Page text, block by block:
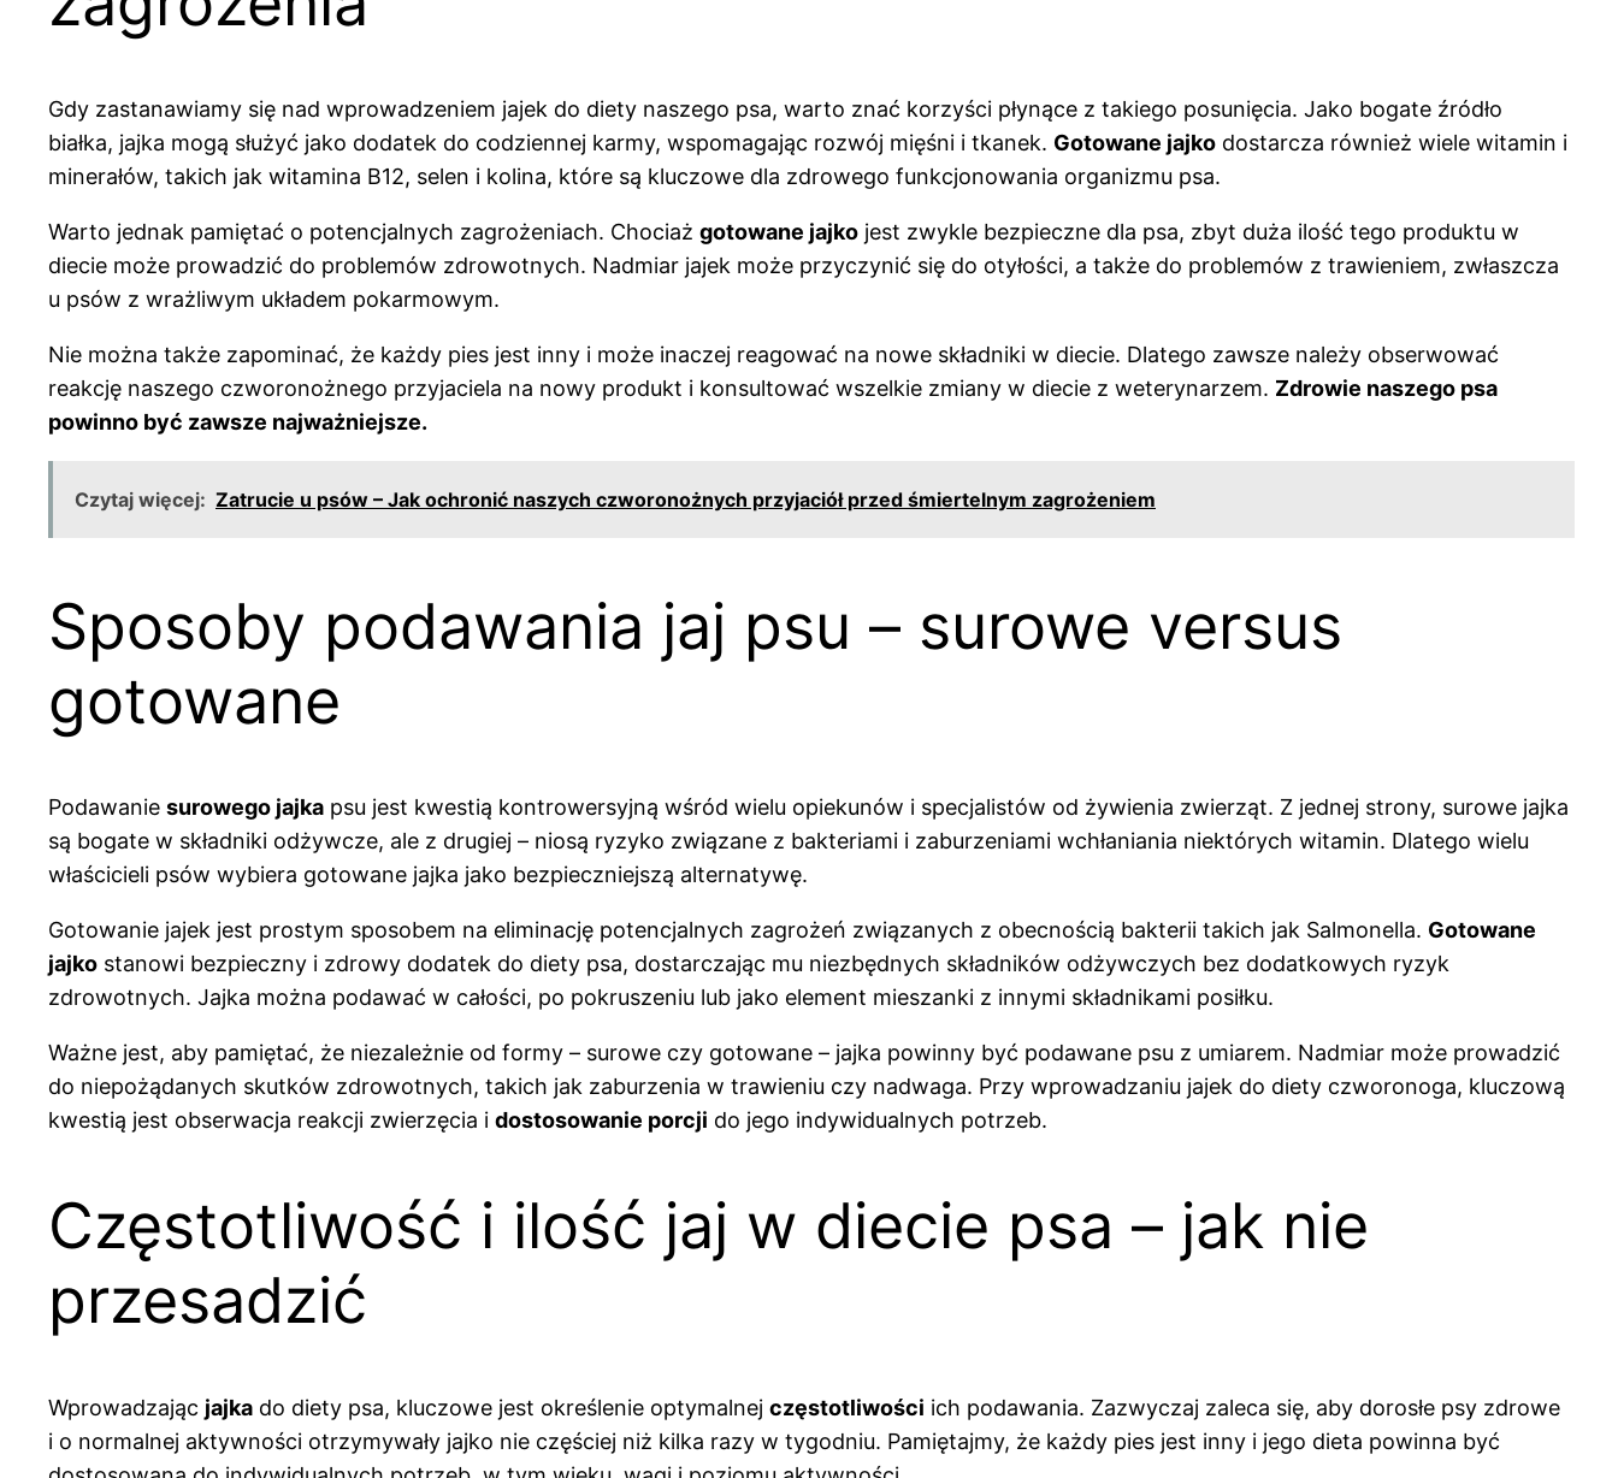
Gdy zastanawiamy się nad wprowadzeniem jajek do diety naszego psa, warto znać korzyści płynące z takiego posunięcia. Jako bogate źródło
białka, jajka mogą służyć jako dodatek do codziennej karmy, wspomagając rozwój mięśni i tkanek. Gotowane jajko dostarcza również wiele witamin i
minerałów, takich jak witamina B12, selen i kolina, które są kluczowe dla zdrowego funkcjonowania organizmu psa.
Warto jednak pamiętać o potencjalnych zagrożeniach. Chociaż gotowane jajko jest zwykle bezpieczne dla psa, zbyt duża ilość tego produktu w
diecie może prowadzić do problemów zdrowotnych. Nadmiar jajek może przyczynić się do otyłości, a także do problemów z trawieniem, zwłaszcza
u psów z wrażliwym układem pokarmowym.
Nie można także zapominać, że każdy pies jest inny i może inaczej reagować na nowe składniki w diecie. Dlatego zawsze należy obserwować
reakcję naszego czworonożnego przyjaciela na nowy produkt i konsultować wszelkie zmiany w diecie z weterynarzem. Zdrowie naszego psa
powinno być zawsze najważniejsze.
Czytaj więcej: Zatrucie u psów – Jak ochronić naszych czworonożnych przyjaciół przed śmiertelnym zagrożeniem
Sposoby podawania jaj psu – surowe versus
gotowane
Podawanie surowego jajka psu jest kwestią kontrowersyjną wśród wielu opiekunów i specjalistów od żywienia zwierząt. Z jednej strony, surowe jajka
są bogate w składniki odżywcze, ale z drugiej – niosą ryzyko związane z bakteriami i zaburzeniami wchłaniania niektórych witamin. Dlatego wielu
właścicieli psów wybiera gotowane jajka jako bezpieczniejszą alternatywę.
Gotowanie jajek jest prostym sposobem na eliminację potencjalnych zagrożeń związanych z obecnością bakterii takich jak Salmonella. Gotowane
jajko stanowi bezpieczny i zdrowy dodatek do diety psa, dostarczając mu niezbędnych składników odżywczych bez dodatkowych ryzyk
zdrowotnych. Jajka można podawać w całości, po pokruszeniu lub jako element mieszanki z innymi składnikami posiłku.
Ważne jest, aby pamiętać, że niezależnie od formy – surowe czy gotowane – jajka powinny być podawane psu z umiarem. Nadmiar może prowadzić
do niepożądanych skutków zdrowotnych, takich jak zaburzenia w trawieniu czy nadwaga. Przy wprowadzaniu jajek do diety czworonoga, kluczową
kwestią jest obserwacja reakcji zwierzęcia i dostosowanie porcji do jego indywidualnych potrzeb.
Częstotliwość i ilość jaj w diecie psa – jak nie
przesadzić
Wprowadzając jajka do diety psa, kluczowe jest określenie optymalnej częstotliwości ich podawania. Zazwyczaj zaleca się, aby dorosłe psy zdrowe
i o normalnej aktywności otrzymywały jajko nie częściej niż kilka razy w tygodniu. Pamiętajmy, że każdy pies jest inny i jego dieta powinna być